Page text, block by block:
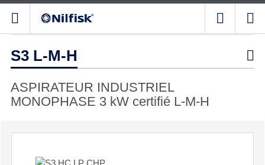
S3 L-M-H 
ASPIRATEUR INDUSTRIEL
MONOPHASE 3 kW certifié L-M-H